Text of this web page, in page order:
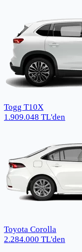
Togg T10X
1.909.048 TL'den
Toyota Corolla
2.284.000 TL'den